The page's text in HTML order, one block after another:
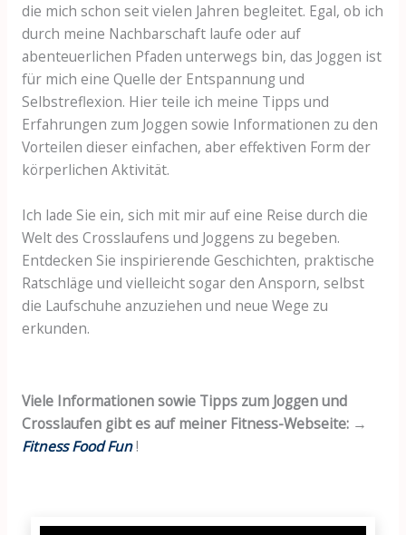
die mich schon seit vielen Jahren begleitet. Egal, ob ich
durch meine Nachbarschaft laufe oder auf
abenteuerlichen Pfaden unterwegs bin, das Joggen ist
für mich eine Quelle der Entspannung und
Selbstreflexion. Hier teile ich meine Tipps und
Erfahrungen zum Joggen sowie Informationen zu den
Vorteilen dieser einfachen, aber effektiven Form der
körperlichen Aktivität.
Ich lade Sie ein, sich mit mir auf eine Reise durch die
Welt des Crosslaufens und Joggens zu begeben.
Entdecken Sie inspirierende Geschichten, praktische
Ratschläge und vielleicht sogar den Ansporn, selbst
die Laufschuhe anzuziehen und neue Wege zu
erkunden.
Viele Informationen sowie Tipps zum Joggen und
Crosslaufen gibt es auf meiner Fitness-Webseite:→
Fitness Food Fun!